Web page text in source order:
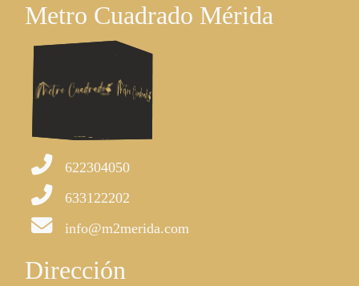
Metro Cuadrado Mérida
622304050
633122202
info@m2merida.com
Dirección